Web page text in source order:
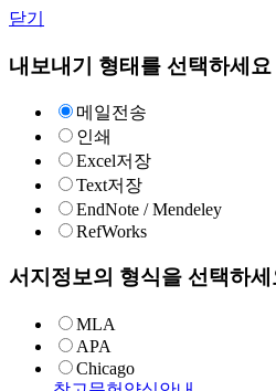
닫기
내보내기 형태를 선택하세요
메일전송
인쇄
Excel저장
Text저장
EndNote / Mendeley
RefWorks
서지정보의 형식을 선택하세
MLA
APA
Chicago